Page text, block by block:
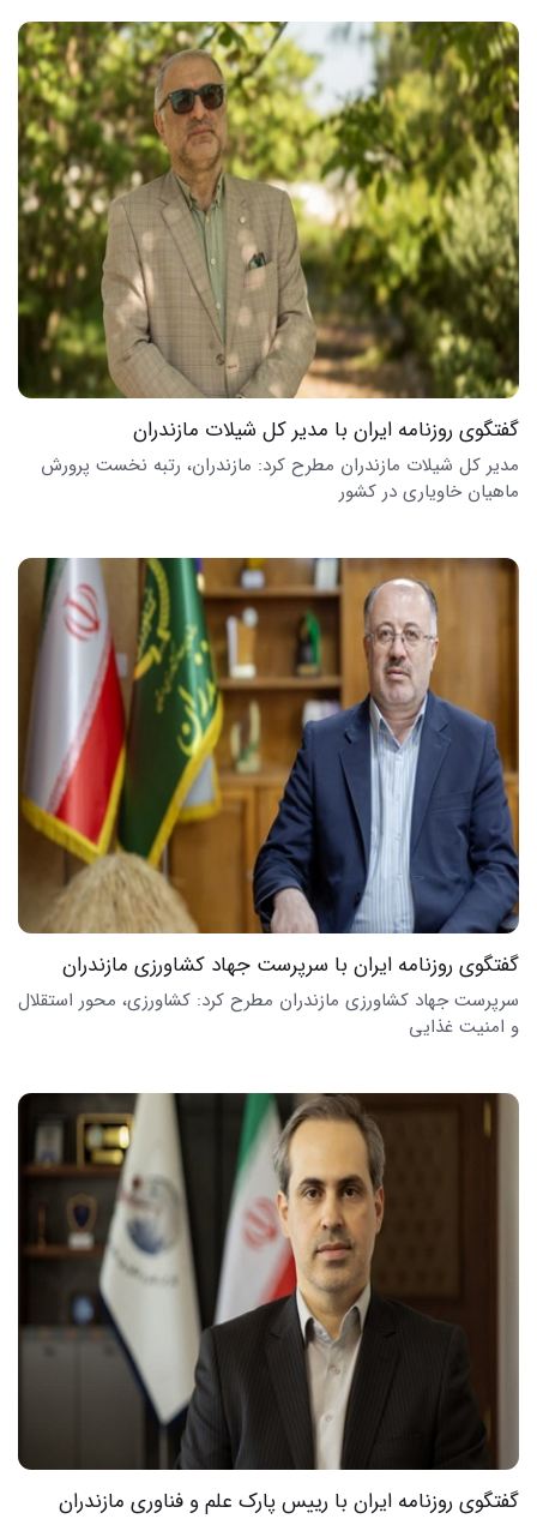
گفتگوی روزنامه ایران با مدیر کل شیلات مازندران
مدیر کل شیلات مازندران مطرح کرد: مازندران، رتبه نخست پرورش
ماهیان خاویاری در کشور
گفتگوی روزنامه ایران با سرپرست جهاد کشاورزی مازندران
سرپرست جهاد کشاورزی مازندران مطرح کرد: کشاورزی، محور استقلال
و امنیت غذایی
گفتگوی روزنامه ایران با رییس پارک علم و فناوری مازندران